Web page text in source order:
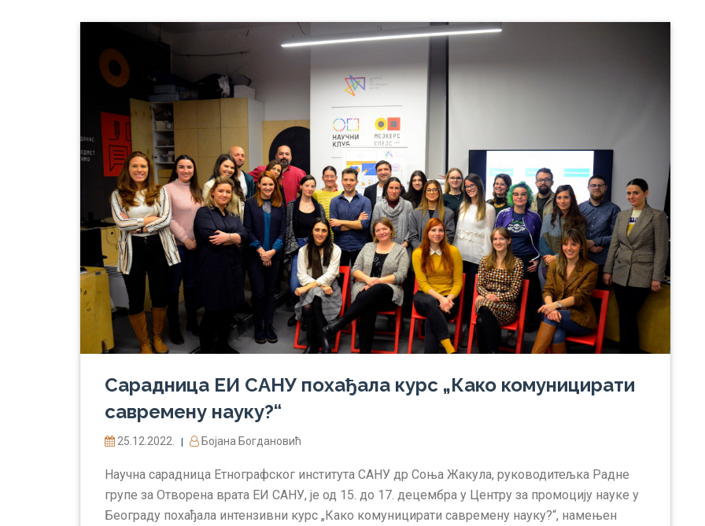
Сарадница ЕИ САНУ похађала курс „Како комуницирати
савремену науку?“
25.12.2022. | Бојана Богдановић
Научна сарадница Етнографског института САНУ др Соња Жакула, руководитељка Радне
групе за Отворена врата ЕИ САНУ, је од 15. до 17. децембра у Центру за промоцију науке у
Београду похађала интензивни курс „Како комуницирати савремену науку?“, намењен